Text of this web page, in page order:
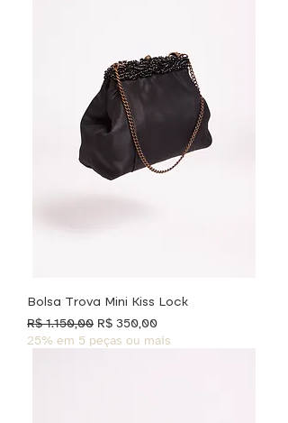
Bolsa Trova Mini Kiss Lock
Preço normal
R$ 1.150,00 Preço promocional
R$ 350,00
25% em 5 peças ou mais